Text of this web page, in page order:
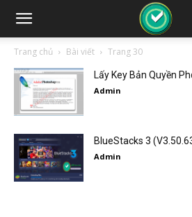
Trang chủ Bài viết Trang 30
Lấy Key Bản Quyền
Admin
BlueStacks 3
Admin